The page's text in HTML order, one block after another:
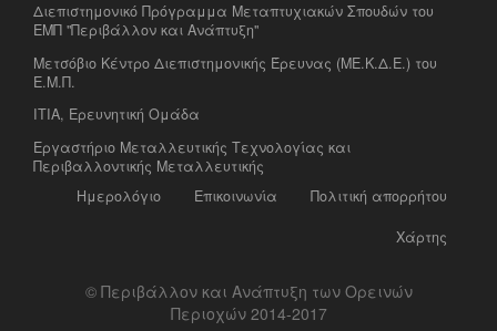
Διεπιστημονικό Πρόγραμμα Μεταπτυχιακών Σπουδών του
ΕΜΠ "Περιβάλλον και Ανάπτυξη"
Μετσόβιο Κέντρο Διεπιστημονικής Έρευνας (ΜΕ.Κ.Δ.Ε.) του
Ε.Μ.Π.
ΙΤΙΑ, Ερευνητική Ομάδα
Eργαστήριο Mεταλλευτικής Tεχνολογίας και
Περιβαλλοντικής Μεταλλευτικής
Πολιτική απορρήτου
Επικοινωνία
Ημερολόγιο
Χάρτης
© Περιβάλλον και Ανάπτυξη των Ορεινών
Περιοχών 2014-2017